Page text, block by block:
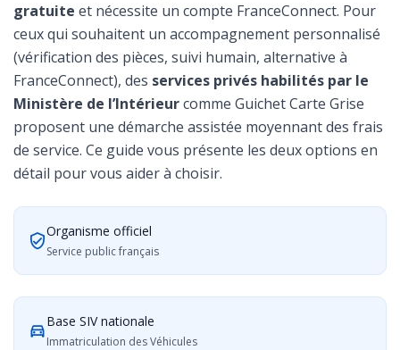
gratuite et nécessite un compte FranceConnect. Pour
ceux qui souhaitent un accompagnement personnalisé
(vérification des pièces, suivi humain, alternative à
FranceConnect), des services privés habilités par le
Ministère de l’Intérieurcomme Guichet Carte Grise
proposent une démarche assistée moyennant des frais
de service. Ce guide vous présente les deux options en
détail pour vous aider à choisir.
Organisme officiel
Service public français
Base SIV nationale
Immatriculation des Véhicules